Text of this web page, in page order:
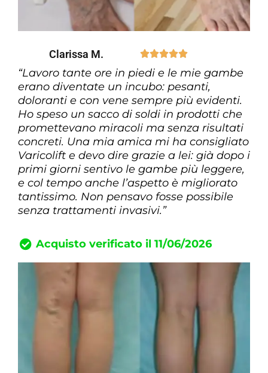
Clarissa M. 
“Lavoro tante ore in piedi e le mie gambe
erano diventate un incubo: pesanti,
doloranti e con vene sempre più evidenti.
Ho speso un sacco di soldi in prodotti che
promettevano miracoli ma senza risultati
concreti. Una mia amica mi ha consigliato
Varicolift e devo dire grazie a lei: già dopo i
primi giorni sentivo le gambe più leggere,
e col tempo anche l’aspetto è migliorato
tantissimo. Non pensavo fosse possibile
senza trattamenti invasivi.”
Acquisto verificato il 11/06/2026